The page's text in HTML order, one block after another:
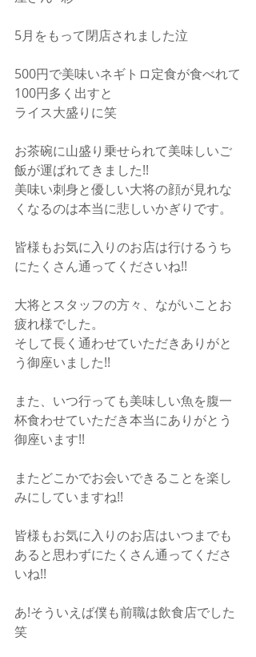
5月をもって閉店されました泣
500円で美味いネギトロ定食が食べれて
100円多く出すと
ライス大盛りに笑
お茶碗に山盛り乗せられて美味しいご
飯が運ばれてきました!!
美味い刺身と優しい大将の顔が見れな
くなるのは本当に悲しいかぎりです。
皆様もお気に入りのお店は行けるうち
にたくさん通ってくださいね!!
大将とスタッフの方々、ながいことお
疲れ様でした。
そして長く通わせていただきありがと
う御座いました!!
また、いつ行っても美味しい魚を腹一
杯食わせていただき本当にありがとう
御座います!!
またどこかでお会いできることを楽し
みにしていますね!!
皆様もお気に入りのお店はいつまでも
あると思わずにたくさん通ってくださ
いね!!
あ!そういえば僕も前職は飲食店でした
笑